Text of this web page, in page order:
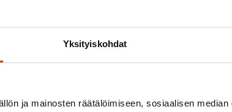
Yksityiskohdat
ja mainosten räätälöimiseen, sosiaalisen
mutta teoriaosiot voi hyvin